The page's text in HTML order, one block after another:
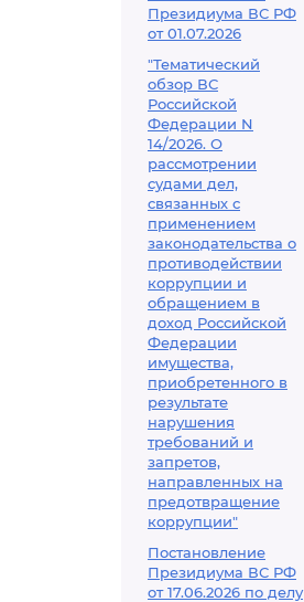
Президиума ВС РФ
от 01.07.2026
"Тематический
обзор ВС
Российской
Федерации N
14/2026. О
рассмотрении
судами дел,
связанных с
применением
законодательства о
противодействии
коррупции и
обращением в
доход Российской
Федерации
имущества,
приобретенного в
результате
нарушения
требований и
запретов,
направленных на
предотвращение
коррупции"
Постановление
Президиума ВС РФ
от 17.06.2026 по делу